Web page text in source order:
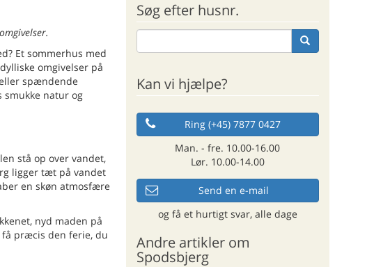
Et sommerhus med
omgivelser på
spændende
smukke natur og
stå op over vandet,
ligger tæt på vandet
en skøn atmosfære
nyd maden på
få præcis den ferie, du
Søg efter husnr.
Kan vi hjælpe?
Ring (+45) 7877 0427
Man. - fre. 10.00-16.00
Lør. 10.00-14.00
Send en e-mail
og få et hurtigt svar, alle dage
Andre artikler om
Spodsbjerg